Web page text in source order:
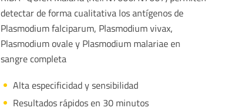
detectar de forma cualitativa los antígenos de
Plasmodium falciparum, Plasmodium vivax,
Plasmodium ovale y Plasmodium malariae en
sangre completa
Alta especificidad y sensibilidad
Resultados rápidos en 30 minutos